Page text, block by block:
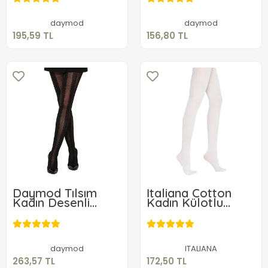
daymod
195,59 TL
daymod
156,80 TL
Daymod Tılsım
Kadın Desenli
Micro Külotlu
Çorap
daymod
263,57 TL
263,57 TL
İtaliana Cotton
Kadın Külotlu
Çorap
ITALIANA
172,50 TL
172,50 TL